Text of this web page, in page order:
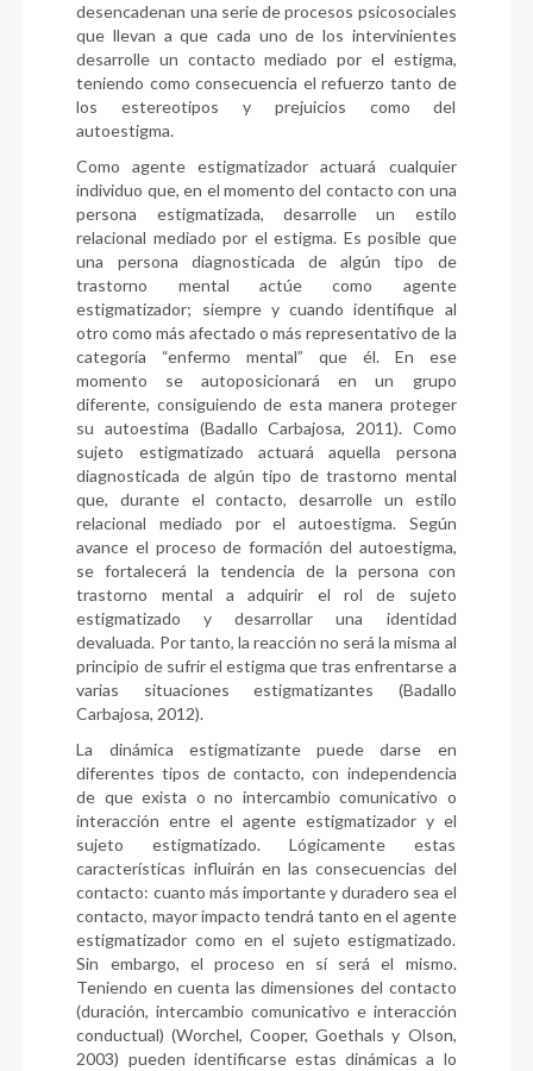
desencadenan una serie de procesos psicosociales
que llevan a que cada uno de los intervinientes
desarrolle un contacto mediado por el estigma,
teniendo como consecuencia el refuerzo tanto de
los estereotipos y prejuicios como del
autoestigma.
Como agente estigmatizador actuará cualquier
individuo que, en el momento del contacto con una
persona estigmatizada, desarrolle un estilo
relacional mediado por el estigma. Es posible que
una persona diagnosticada de algún tipo de
trastorno mental actúe como agente
estigmatizador; siempre y cuando identifique al
otro como más afectado o más representativo de la
categoría “enfermo mental” que él. En ese
momento se autoposicionará en un grupo
diferente, consiguiendo de esta manera proteger
su autoestima (Badallo Carbajosa, 2011). Como
sujeto estigmatizado actuará aquella persona
diagnosticada de algún tipo de trastorno mental
que, durante el contacto, desarrolle un estilo
relacional mediado por el autoestigma. Según
avance el proceso de formación del autoestigma,
se fortalecerá la tendencia de la persona con
trastorno mental a adquirir el rol de sujeto
estigmatizado y desarrollar una identidad
devaluada. Por tanto, la reacción no será la misma al
principio de sufrir el estigma que tras enfrentarse a
varias situaciones estigmatizantes (Badallo
Carbajosa, 2012).
La dinámica estigmatizante puede darse en
diferentes tipos de contacto, con independencia
de que exista o no intercambio comunicativo o
interacción entre el agente estigmatizador y el
sujeto estigmatizado. Lógicamente estas
características influirán en las consecuencias del
contacto: cuanto más importante y duradero sea el
contacto, mayor impacto tendrá tanto en el agente
estigmatizador como en el sujeto estigmatizado.
Sin embargo, el proceso en sí será el mismo.
Teniendo en cuenta las dimensiones del contacto
(duración, intercambio comunicativo e interacción
conductual) (Worchel, Cooper, Goethals y Olson,
2003) pueden identificarse estas dinámicas a lo